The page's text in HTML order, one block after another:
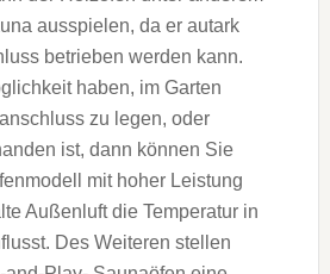
ausspielen, da er autark
betrieben werden kann.
haben, im Garten
zu legen, oder
ist, dann können Sie
mit hoher Leistung
Außenluft die Temperatur in
Des Weiteren stellen